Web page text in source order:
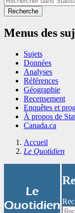
Recherche
Menus des
Sujets
Données
Analyses
Références
Géographie
Recensement
Enquêtes et
À propos de
Canada.ca
Accueil
Le Quotidien
Le
Quotidien